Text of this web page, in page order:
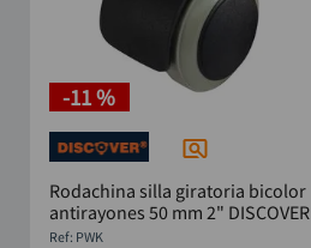
-11 %
Rodachina silla giratoria bicolor
antirayones 50 mm 2" DISCOVER
: PWK